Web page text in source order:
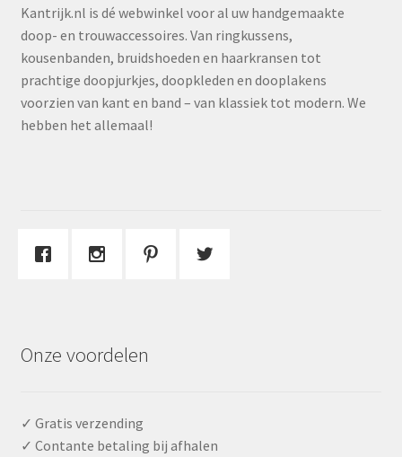
Kantrijk.nl is dé webwinkel voor al uw handgemaakte
doop- en trouwaccessoires. Van ringkussens,
kousenbanden, bruidshoeden en haarkransen tot
prachtige doopjurkjes, doopkleden en dooplakens
voorzien van kant en band – van klassiek tot modern. We
hebben het allemaal!
Onze voordelen
✓ Gratis verzending
✓ Contante betaling bij afhalen